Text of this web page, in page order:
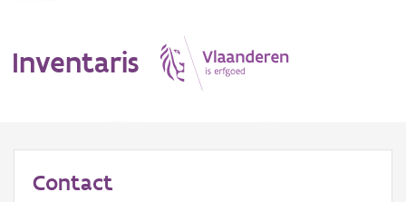
Inventaris
Contact